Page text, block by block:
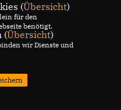
(Übersicht)
für den
benötigt.
(Übersicht)
wir Dienste und